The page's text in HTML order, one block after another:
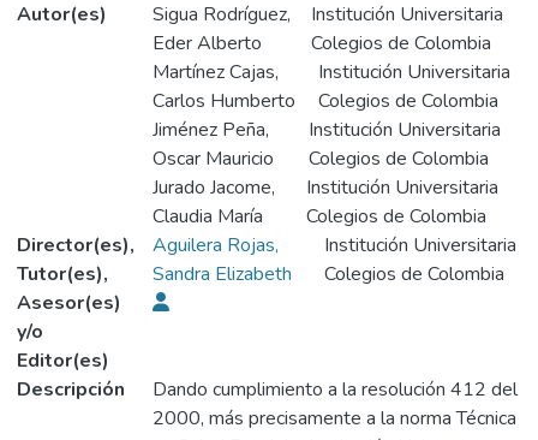
Autor(es)
Sigua Rodríguez,
Eder Alberto
Institución Universitaria
Colegios de Colombia
Martínez Cajas,
Carlos Humberto
Institución Universitaria
Colegios de Colombia
Jiménez Peña,
Oscar Mauricio
Institución Universitaria
Colegios de Colombia
Jurado Jacome,
Claudia María
Institución Universitaria
Colegios de Colombia
Director(es),
Tutor(es),
Asesor(es)
y/o
Editor(es)
Aguilera Rojas,
Sandra Elizabeth
Institución Universitaria
Colegios de Colombia
Descripción
Dando cumplimiento a la resolución 412 del
2000, más precisamente a la norma Técnica